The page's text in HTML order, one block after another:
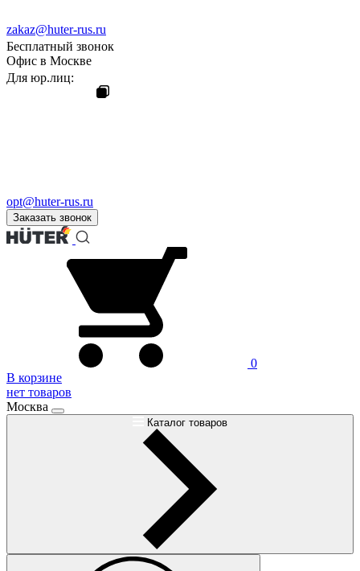
zakaz@huter-rus.ru
Бесплатный звонок
Офис в Москве
Для юр.лиц:
opt@huter-rus.ru
Заказать звонок
0
В корзине
нет товаров
Москва
Каталог товаров